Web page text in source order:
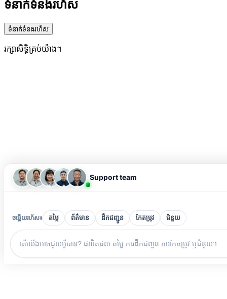
ទំនាក់ទំនងរហ័ស
ទំនាក់ទំនងរហ័ស
រក្សាសិទ្ធិគ្រប់យ៉ាង។
Support team
ចម្លើយរហ័ស៖ តម្លៃ ព័ត៌មាន ដឹកជញ្ជូន កែតម្រូវ ជំនួយ